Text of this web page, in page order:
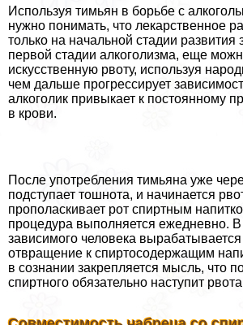
Используя тимьян в борьбе с
нужно понимать, что лекарственное
только на начальной стадии
первой стадии алкоголизма, еще
искусственную рвоту, используя
чем дальше прогрессирует
алкоголик привыкает к постоянному
в крови.
После употрeбления тимьяна уже
подступает тошнота, и начинается
прополаскивает рот спиртным
процедypa выполняется ежедневно. В
зависимого человека
отвращение к спиртосодержащим
в сознании закрепляется мысль, что
спиртного обязательно наступит